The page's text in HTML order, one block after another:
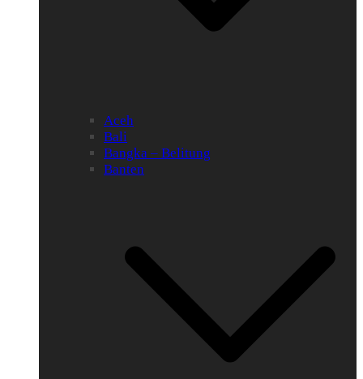
Aceh
Bali
Bangka – Belitung
Banten